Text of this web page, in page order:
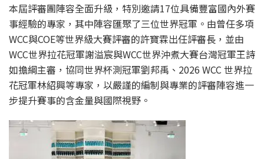
本屆評審團陣容全面升級，特別邀請17位具備豐富國內外賽
事經驗的專家，其中陣容匯聚了三位世界冠軍。由曾任多項
WCC與COE等世界級大賽評審的許寶霖出任評審長，並由
WCC世界拉花冠軍謝溢宸與WCC世界沖煮大賽台灣冠軍王詩
如擔綱主審，協同世界杯測冠軍劉邦禹、2026 WCC 世界拉
花冠軍林紹興等專家，以嚴謹的編制與專業的評審陣容進一
步提升賽事的含金量與國際視野。